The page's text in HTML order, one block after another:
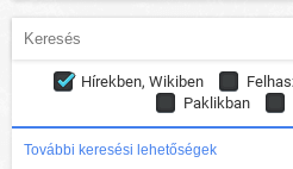
Hírekben, Wikiben
Paklikban
További keresési lehetőségek